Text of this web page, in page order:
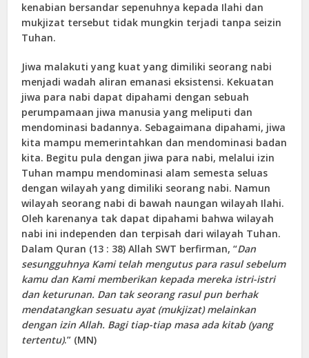
kenabian bersandar sepenuhnya kepada Ilahi dan
mukjizat tersebut tidak mungkin terjadi tanpa seizin
Tuhan.
Jiwa malakuti yang kuat yang dimiliki seorang nabi
menjadi wadah aliran emanasi eksistensi. Kekuatan
jiwa para nabi dapat dipahami dengan sebuah
perumpamaan jiwa manusia yang meliputi dan
mendominasi badannya. Sebagaimana dipahami, jiwa
kita mampu memerintahkan dan mendominasi badan
kita. Begitu pula dengan jiwa para nabi, melalui izin
Tuhan mampu mendominasi alam semesta seluas
dengan wilayah yang dimiliki seorang nabi. Namun
wilayah seorang nabi di bawah naungan wilayah Ilahi.
Oleh karenanya tak dapat dipahami bahwa wilayah
nabi ini independen dan terpisah dari wilayah Tuhan.
Dalam Quran (13 : 38) Allah SWT berfirman, “Dan
sesungguhnya Kami telah mengutus para rasul sebelum
kamu dan Kami memberikan kepada mereka istri-istri
dan keturunan. Dan tak seorang rasul pun berhak
mendatangkan sesuatu ayat (mukjizat) melainkan
dengan izin Allah. Bagi tiap-tiap masa ada kitab (yang
tertentu).” (MN)